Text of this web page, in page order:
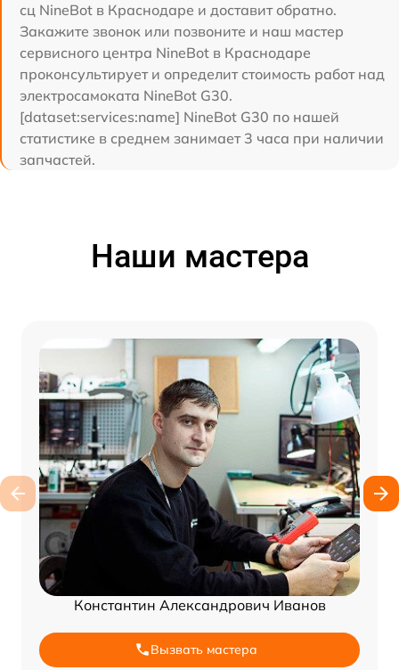
сц NineBot в Краснодаре и доставит обратно.
Закажите звонок или позвоните и наш мастер
сервисного центра NineBot в Краснодаре
проконсультирует и определит стоимость работ над
электросамоката NineBot G30.
[dataset:services:name] NineBot G30 по нашей
статистике в среднем занимает 3 часа при наличии
запчастей.
Наши мастера
Константин Александрович Иванов
Вызвать мастера